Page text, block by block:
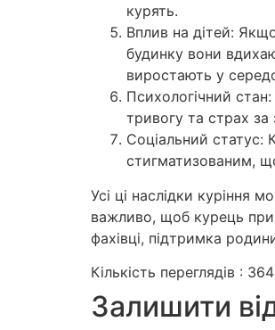
курять.
Вплив на дітей:
будинку вони
виростають у
Психологічний
тривогу та страх за
Соціальний статус:
стигматизованим,
Усі ці наслідки куріння
важливо, щоб курець
фахівці, підтримка
Кількість переглядів : 364
Залишити